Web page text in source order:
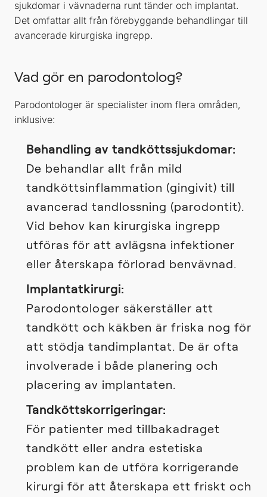
sjukdomar i vävnaderna runt tänder och implantat.
Det omfattar allt från förebyggande behandlingar till
avancerade kirurgiska ingrepp.
Vad gör en parodontolog?
Parodontologer är specialister inom flera områden,
inklusive:
Behandling av tandköttssjukdomar:
De behandlar allt från mild
tandköttsinflammation (gingivit) till
avancerad tandlossning (parodontit).
Vid behov kan kirurgiska ingrepp
utföras för att avlägsna infektioner
eller återskapa förlorad benvävnad.
Implantatkirurgi:
Parodontologer säkerställer att
tandkött och käkben är friska nog för
att stödja tandimplantat. De är ofta
involverade i både planering och
placering av implantaten.
Tandköttskorrigeringar:
För patienter med tillbakadraget
tandkött eller andra estetiska
problem kan de utföra korrigerande
kirurgi för att återskapa ett friskt och